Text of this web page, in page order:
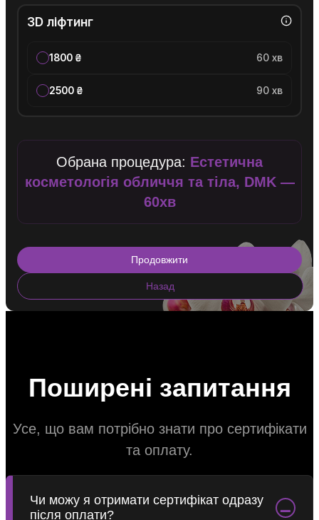
3D ліфтинг
1800 ₴ 60 хв
2500 ₴ 90 хв
Обрана процедура: Естетична
косметологія обличчя та тіла, DMK —
60хв
Назад
Продовжити
Поширені запитання
Усе, що вам потрібно знати про сертифікати
та оплату.
Чи можу я отримати сертифікат одразу
після оплати?
−